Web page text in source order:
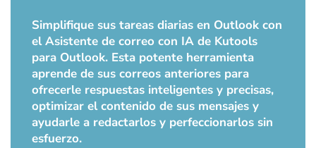
Simplifique sus tareas diarias en Outlook con
el Asistente de correo con IA de Kutools
para Outlook. Esta potente herramienta
aprende de sus correos anteriores para
ofrecerle respuestas inteligentes y precisas,
optimizar el contenido de sus mensajes y
ayudarle a redactarlos y perfeccionarlos sin
esfuerzo.